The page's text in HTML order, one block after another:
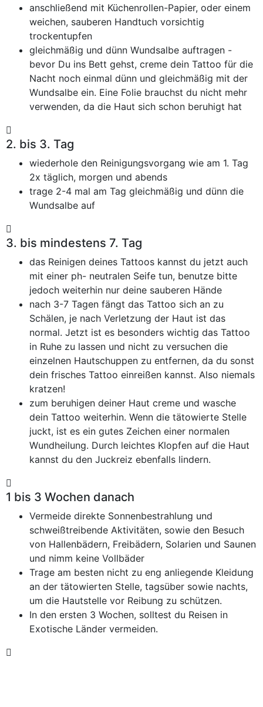
anschließend mit Küchenrollen-Papier, oder einem
weichen, sauberen Handtuch vorsichtig
trockentupfen
gleichmäßig und dünn Wundsalbe auftragen -
bevor Du ins Bett gehst, creme dein Tattoo für die
Nacht noch einmal dünn und gleichmäßig mit der
Wundsalbe ein. Eine Folie brauchst du nicht mehr
verwenden, da die Haut sich schon beruhigt hat
2. bis 3. Tag
wiederhole den Reinigungsvorgang wie am 1. Tag
2x täglich, morgen und abends
trage 2-4 mal am Tag gleichmäßig und dünn die
Wundsalbe auf
3. bis mindestens 7. Tag
das Reinigen deines Tattoos kannst du jetzt auch
mit einer ph- neutralen Seife tun, benutze bitte
jedoch weiterhin nur deine sauberen Hände
nach 3-7 Tagen fängt das Tattoo sich an zu
Schälen, je nach Verletzung der Haut ist das
normal. Jetzt ist es besonders wichtig das Tattoo
in Ruhe zu lassen und nicht zu versuchen die
einzelnen Hautschuppen zu entfernen, da du sonst
dein frisches Tattoo einreißen kannst. Also niemals
kratzen!
zum beruhigen deiner Haut creme und wasche
dein Tattoo weiterhin. Wenn die tätowierte Stelle
juckt, ist es ein gutes Zeichen einer normalen
Wundheilung. Durch leichtes Klopfen auf die Haut
kannst du den Juckreiz ebenfalls lindern.
1 bis 3 Wochen danach
Vermeide direkte Sonnenbestrahlung und
schweißtreibende Aktivitäten, sowie den Besuch
von Hallenbädern, Freibädern, Solarien und Saunen
und nimm keine Vollbäder
Trage am besten nicht zu eng anliegende Kleidung
an der tätowierten Stelle, tagsüber sowie nachts,
um die Hautstelle vor Reibung zu schützen.
In den ersten 3 Wochen, solltest du Reisen in
Exotische Länder vermeiden.